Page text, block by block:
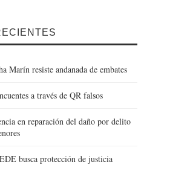
Marín resiste andanada de embates
a través de QR falsos
en reparación del daño por delito
busca protección de justicia